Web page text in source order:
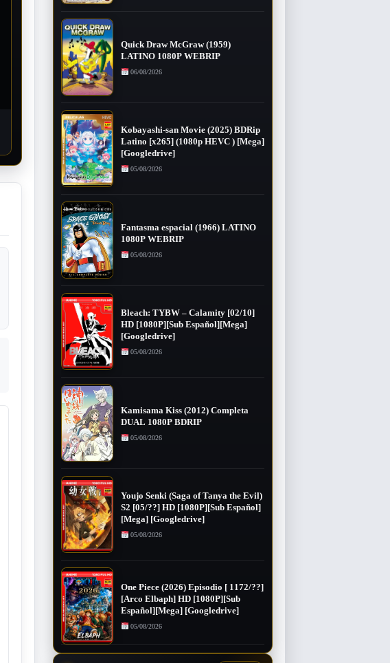
Quick Draw McGraw (1959)
LATINO 1080P WEBRIP
06/08/2026
Kobayashi-san Movie (2025) BDRip
Latino [x265] (1080p HEVC ) [Mega]
[Googledrive]
05/08/2026
Fantasma espacial (1966) LATINO
1080P WEBRIP
05/08/2026
Bleach: TYBW – Calamity [02/10]
HD [1080P][Sub Español][Mega]
[Googledrive]
05/08/2026
Kamisama Kiss (2012) Completa
DUAL 1080P BDRIP
05/08/2026
Youjo Senki (Saga of Tanya the Evil)
S2 [05/??] HD [1080P][Sub Español]
[Mega] [Googledrive]
05/08/2026
One Piece (2026) Episodio [ 1172/??]
[Arco Elbaph] HD [1080P][Sub
Español][Mega] [Googledrive]
05/08/2026